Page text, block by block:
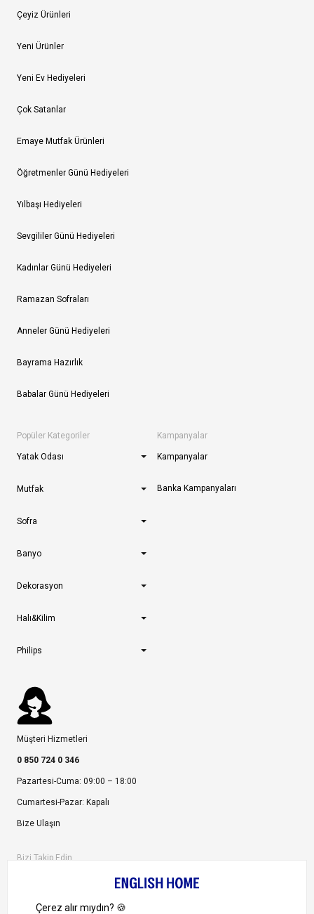
Çeyiz Ürünleri
Yeni Ürünler
Yeni Ev Hediyeleri
Çok Satanlar
Emaye Mutfak Ürünleri
Öğretmenler Günü Hediyeleri
Yılbaşı Hediyeleri
Sevgililer Günü Hediyeleri
Kadınlar Günü Hediyeleri
Ramazan Sofraları
Anneler Günü Hediyeleri
Bayrama Hazırlık
Babalar Günü Hediyeleri
Popüler Kategoriler
Yatak Odası
Mutfak
Sofra
Banyo
Dekorasyon
Halı&Kilim
Philips
Kampanyalar
Kampanyalar
Banka Kampanyaları
Müşteri Hizmetleri
0 850 724 0 346
Pazartesi-Cuma: 09:00 – 18:00
Cumartesi-Pazar: Kapalı
Bize Ulaşın
Bizi Takip Edin